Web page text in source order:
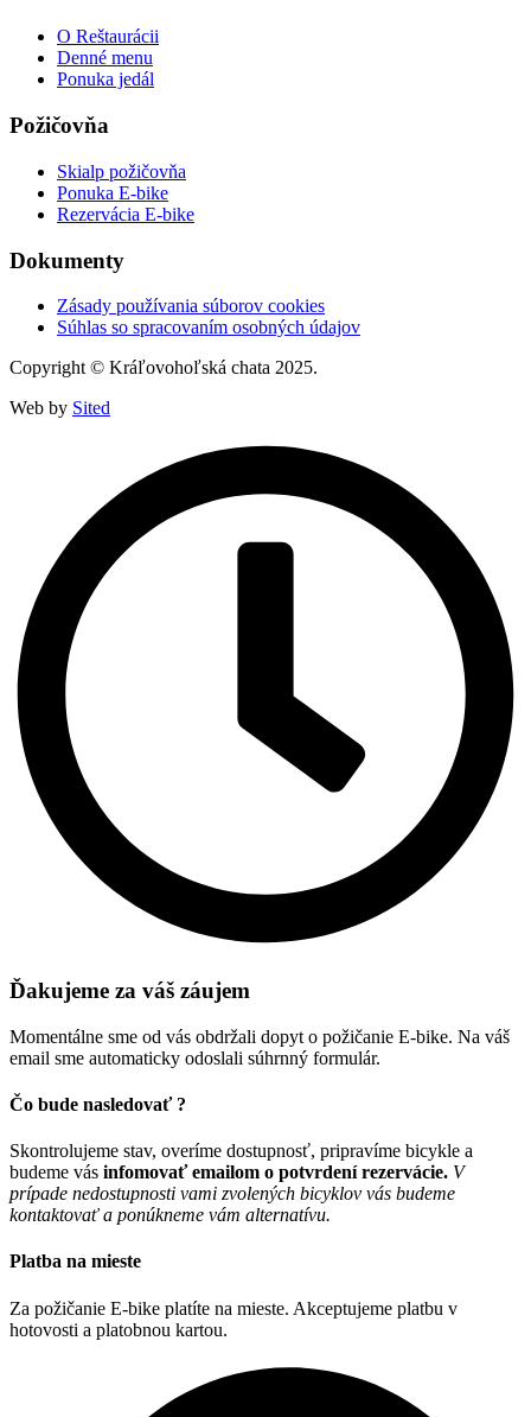
O Reštaurácii
Denné menu
Ponuka jedál
Požičovňa
Skialp požičovňa
Ponuka E-bike
Rezervácia E-bike
Dokumenty
Zásady používania súborov cookies
Súhlas so spracovaním osobných údajov
Copyright © Kráľovohoľská chata 2025.
Web by Sited
Ďakujeme za váš záujem
Momentálne sme od vás obdržali dopyt o požičanie E-bike. Na váš
email sme automaticky odoslali súhrnný formulár.
Čo bude nasledovať ?
Skontrolujeme stav, overíme dostupnosť, pripravíme bicykle a
budeme vás infomovať emailom o potvrdení rezervácie. V
prípade nedostupnosti vami zvolených bicyklov vás budeme
kontaktovať a ponúkneme vám alternatívu.
Platba na mieste
Za požičanie E-bike platíte na mieste. Akceptujeme platbu v
hotovosti a platobnou kartou.